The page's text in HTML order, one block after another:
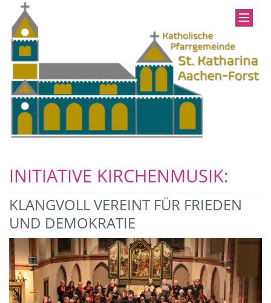
INITIATIVE KIRCHENMUSIK:
KLANGVOLL VEREINT FÜR FRIEDEN
UND DEMOKRATIE